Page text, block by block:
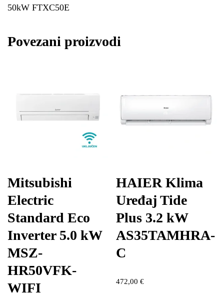
50kW FTXC50E
Povezani proizvodi
Mitsubishi
Electric
Standard Eco
Inverter 5.0 kW
MSZ-
HR50VFK-
WIFI
HAIER Klima
Uređaj Tide
Plus 3.2 kW
AS35TAMHRA-
C
472,00€